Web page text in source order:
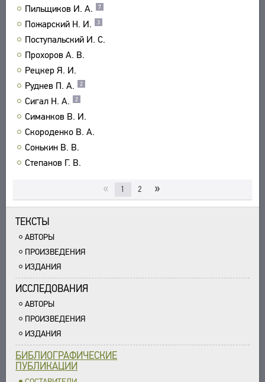
Пильщиков И. А. 7
Пожарский Н. И. 3
Поступальский И. С.
Прохоров А. В.
Рецкер Я. И.
Руднев П. А.
2
Сигал Н. А. 2
Симанков В. И.
Скороденко В. А.
Сонькин В. В.
Степанов Г. В.
« 1 2 »
ТЕКСТЫ
АВТОРЫ
ПРОИЗВЕДЕНИЯ
ИЗДАНИЯ
ИССЛЕДОВАНИЯ
АВТОРЫ
ПРОИЗВЕДЕНИЯ
ИЗДАНИЯ
БИБЛИОГРАФИЧЕСКИЕ
ПУБЛИКАЦИИ